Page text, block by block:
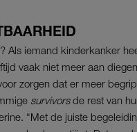
Als iemand kinderkanker
vaak niet meer aan
zorgen dat er meer
survivorsde rest van
“Met de juiste